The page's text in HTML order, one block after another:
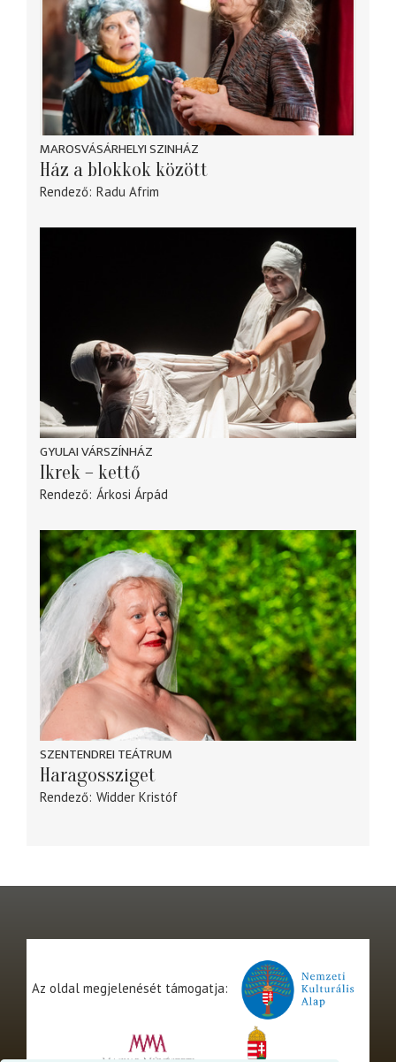
MAROSVÁSÁRHELYI SZINHÁZ
Ház a blokkok között
Rendező Radu Afrim
GYULAI VÁRSZÍNHÁZ
Ikrek – kettő
Rendező Árkosi Árpád
SZENTENDREI TEÁTRUM
Haragossziget
Rendező Widder Kristóf
Az oldal megjelenését támogatja: